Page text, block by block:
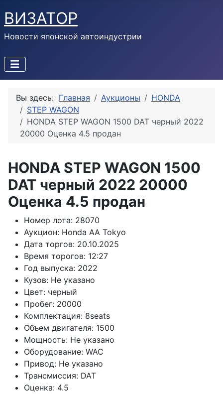
ВИЗАТОР
Новости японской автоиндустрии
Вы здесь: Главная Аукционы
HONDA
STEP WAGON
HONDA STEP WAGON 1500 DAT черный 2022
20000 Оценка 4.5 продан
HONDA STEP WAGON 1500
DAT черный 2022 20000
Оценка 4.5 продан
Номер лота: 28070
Аукцион: Honda AA Tokyo
Дата торгов: 20.10.2025
Время торогов: 12:27
Год выпуска: 2022
Кузов: Не указано
Цвет: черный
Пробег: 20000
Комплектация: 8seats
Объем двигателя: 1500
Мощность: Не указано
Оборудование: WAC
Привод: Не указано
Трансмиссия: DAT
Оценка: 4.5